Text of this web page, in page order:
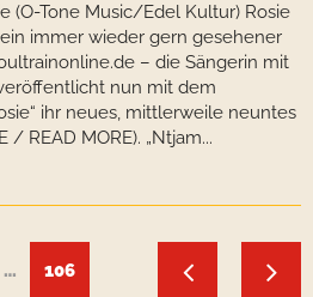
(O-Tone Music/Edel Kultur) Rosie
immer wieder gern gesehener
– die Sängerin mit
nun mit dem
ihr neues, mittlerweile neuntes
/ READ MORE). „Ntjam...
… 106